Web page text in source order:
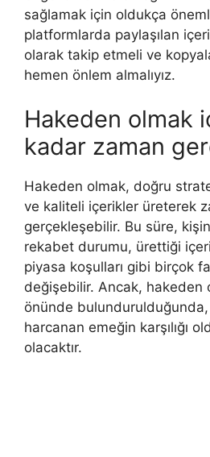
sağlamak için oldukça
platformlarda paylaşılan
olarak takip etmeli ve
hemen önlem almalıyız.
Hakeden olmak
kadar zaman
Hakeden olmak, doğru
ve kaliteli içerikler üreterek
gerçekleşebilir. Bu süre,
rekabet durumu, ürettiği
piyasa koşulları gibi birçok
değişebilir. Ancak, hakeden
önünde
harcanan emeğin karşılığı
olacaktır.